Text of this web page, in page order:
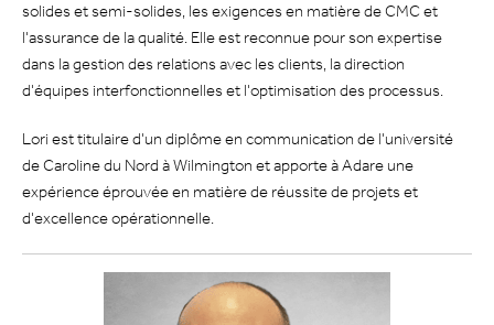
solides et semi-solides, les exigences en matière de CMC et
l'assurance de la qualité. Elle est reconnue pour son expertise
dans la gestion des relations avec les clients, la direction
d'équipes interfonctionnelles et l'optimisation des processus.
Lori est titulaire d'un diplôme en communication de l'université
de Caroline du Nord à Wilmington et apporte à Adare une
expérience éprouvée en matière de réussite de projets et
d'excellence opérationnelle.